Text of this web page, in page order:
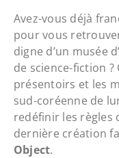
Avez-vous déjà
pour vous
digne d’un musée
de science-fiction
présentoirs et les
sud-coréenne de
redéfinir les règles
dernière création
Object.